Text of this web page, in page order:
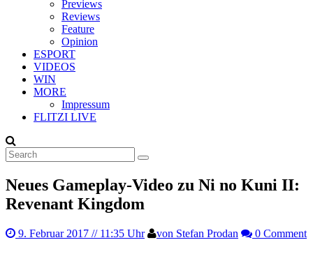
Previews
Reviews
Feature
Opinion
ESPORT
VIDEOS
WIN
MORE
Impressum
FLITZI LIVE
Neues Gameplay-Video zu Ni no Kuni II:
Revenant Kingdom
9. Februar 2017 // 11:35 Uhr von Stefan Prodan 0 Comment